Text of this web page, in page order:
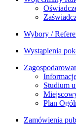
Wybory /
Wystąpienia
Studium
Plan
Zamówienia